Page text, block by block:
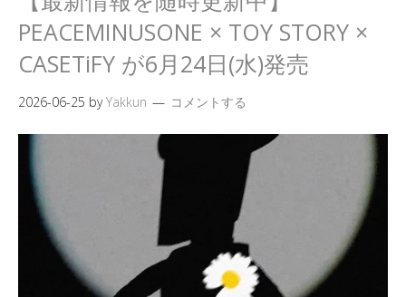
PEACEMINUSONE × TOY STORY ×
CASETiFY が6月24日(水)発売
2026-06-25 byYakkun コメントする